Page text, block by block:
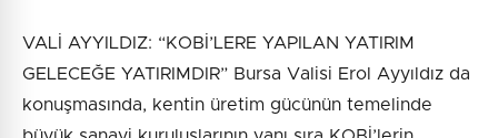
VALİ AYYILDIZ: “KOBİ’LERE YAPILAN YATIRIM
GELECEĞE YATIRIMDIR” Bursa Valisi Erol Ayyıldız da
konuşmasında, kentin üretim gücünün temelinde